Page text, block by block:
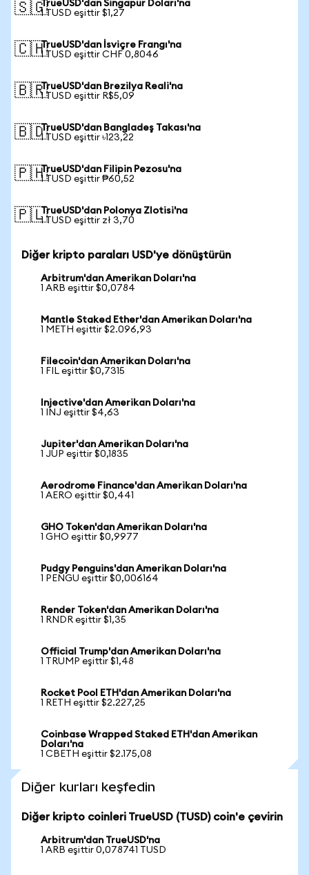
🇸🇬TrueUSD'dan Singapur Doları'na
1 TUSD eşittir $1,27
🇨🇭TrueUSD'dan İsviçre Frangı'na
1 TUSD eşittir CHF 0,8046
🇧🇷TrueUSD'dan Brezilya Reali'na
1 TUSD eşittir R$5,09
🇧🇩TrueUSD'dan Bangladeş Takası'na
1 TUSD eşittir ৳123,22
🇵🇭TrueUSD'dan Filipin Pezosu'na
1 TUSD eşittir ₱60,52
🇵🇱TrueUSD'dan Polonya Zlotisi'na
1 TUSD eşittir zł 3,70
Diğer kripto paraları USD'ye dönüştürün
Arbitrum'dan Amerikan Doları'na
1 ARB eşittir $0,0784
Mantle Staked Ether'dan Amerikan Doları'na
1 METH eşittir $2.096,93
Filecoin'dan Amerikan Doları'na
1 FIL eşittir $0,7315
Injective'dan Amerikan Doları'na
1 INJ eşittir $4,63
Jupiter'dan Amerikan Doları'na
1 JUP eşittir $0,1835
Aerodrome Finance'dan Amerikan Doları'na
1 AERO eşittir $0,441
GHO Token'dan Amerikan Doları'na
1 GHO eşittir $0,9977
Pudgy Penguins'dan Amerikan Doları'na
1 PENGU eşittir $0,006164
Render Token'dan Amerikan Doları'na
1 RNDR eşittir $1,35
Official Trump'dan Amerikan Doları'na
1 TRUMP eşittir $1,48
Rocket Pool ETH'dan Amerikan Doları'na
1 RETH eşittir $2.227,25
Coinbase Wrapped Staked ETH'dan Amerikan
Doları'na
1 CBETH eşittir $2.175,08
Diğer kurları keşfedin
Diğer kripto coinleri TrueUSD (TUSD) coin'e çevirin
Arbitrum'dan TrueUSD'na
1 ARB eşittir 0,078741 TUSD